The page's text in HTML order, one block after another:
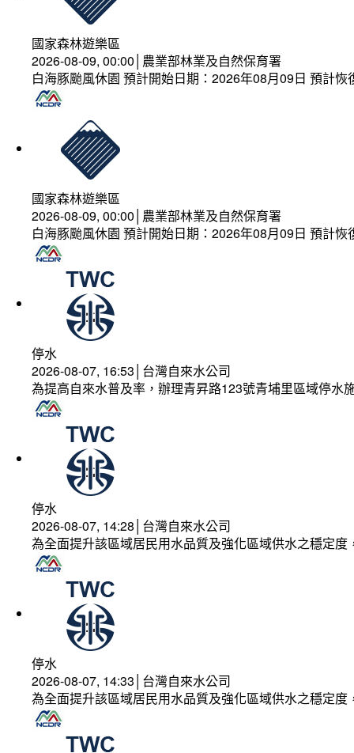
國家森林遊樂區
2026-08-09, 00:00│農業部林業及自然保育署
白海豚颱風休園 預計開始日期：2026年08月09日 預計
國家森林遊樂區
2026-08-09, 00:00│農業部林業及自然保育署
白海豚颱風休園 預計開始日期：2026年08月09日 預計
停水
2026-08-07, 16:53│台灣自來水公司
為提高自來水普及率，辦理青昇路123號青埔里區域停水
停水
2026-08-07, 14:28│台灣自來水公司
為全面提升該區域居民用水品質及強化區域供水之穩定
停水
2026-08-07, 14:33│台灣自來水公司
為全面提升該區域居民用水品質及強化區域供水之穩定